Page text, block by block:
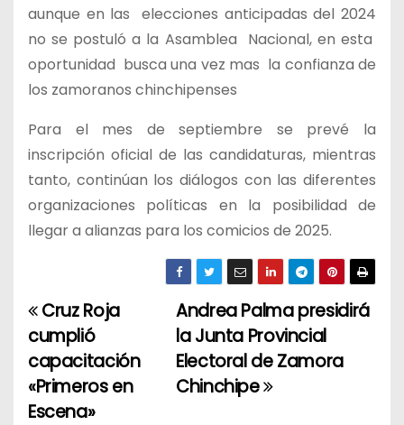
aunque en las elecciones anticipadas del 2024
no se postuló a la Asamblea Nacional, en esta
oportunidad busca una vez mas la confianza de
los zamoranos chinchipenses
Para el mes de septiembre se prevé la
inscripción oficial de las candidaturas, mientras
tanto, continúan los diálogos con las diferentes
organizaciones políticas en la posibilidad de
llegar a alianzas para los comicios de 2025.
N
a
v
Andrea Palma presidirá
la Junta Provincial
Electoral de Zamora
Chinchipe
Cruz Roja
cumplió
capacitación
«Primeros en
Escena»